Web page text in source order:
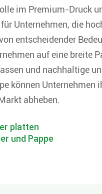
im Premium-Druck
Unternehmen, die
entscheidender
auf eine breite
und nachhaltige
können Unternehmen
abheben.
platten
und Pappe